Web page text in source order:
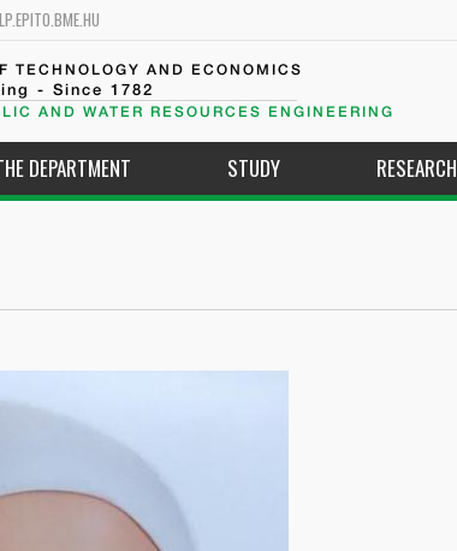
TECHNOLOGY AND ECONOMICS
- Since 1782
AND WATER RESOURCES ENGINEERING
DEPARTMENT STUDY RESEARCH